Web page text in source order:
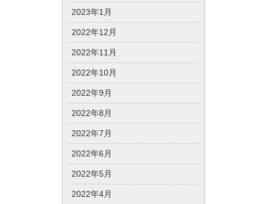
2023年1月
2022年12月
2022年11月
2022年10月
2022年9月
2022年8月
2022年7月
2022年6月
2022年5月
2022年4月